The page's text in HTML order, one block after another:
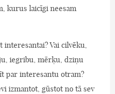
kurus laicīgi neesam
Vai cilvēku,
iegribu, mērķu, dziņu
par interesantu otram?
izmantot, gūstot no tā sev